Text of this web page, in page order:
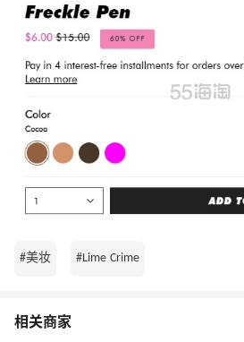
#美妆 #Lime Crime
相关商家